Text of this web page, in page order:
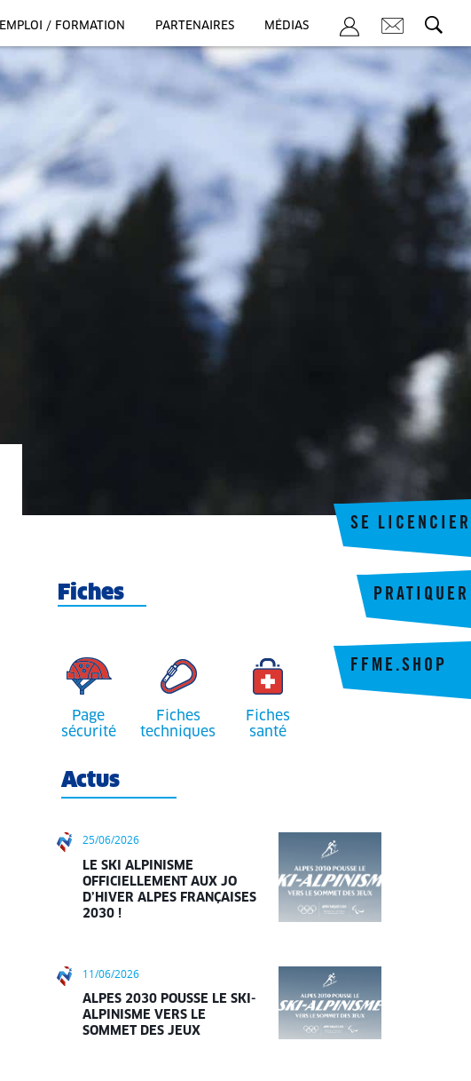
EMPLOI / FORMATION PARTENAIRES MÉDIAS
SE LICENCIER
FFME.SHOP
PRATIQUER
Fiches
Page
sécurité
Fiches
techniques
Fiches
santé
Actus
25/06/2026
LE SKI ALPINISME
OFFICIELLEMENT AUX JO
D’HIVER ALPES FRANÇAISES
2030 !
11/06/2026
ALPES 2030 POUSSE LE SKI-
ALPINISME VERS LE
SOMMET DES JEUX